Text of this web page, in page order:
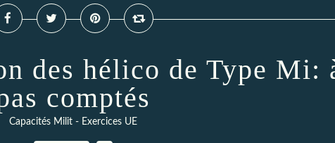
des hélico de Type Mi:
comptés
Capacités Milit - Exercices UE